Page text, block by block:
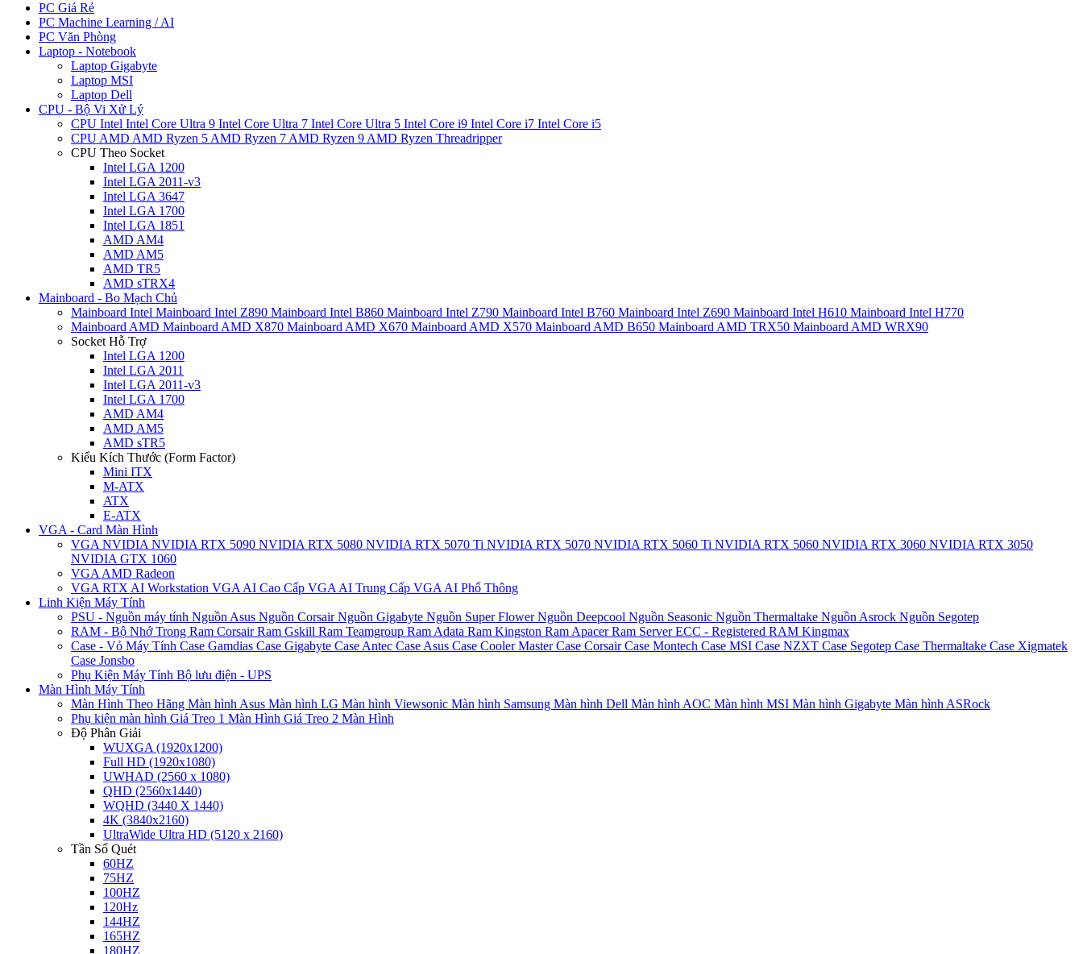
PC Giá Rẻ
PC Machine Learning / AI
PC Văn Phòng
Laptop - Notebook
Laptop Gigabyte
Laptop MSI
Laptop Dell
CPU - Bộ Vi Xử Lý
CPU Intel Intel Core Ultra 9 Intel Core Ultra 7 Intel Core Ultra 5 Intel Core i9 Intel Core i7 Intel Core i5
CPU AMD AMD Ryzen 5 AMD Ryzen 7 AMD Ryzen 9 AMD Ryzen Threadripper
CPU Theo Socket
Intel LGA 1200
Intel LGA 2011-v3
Intel LGA 3647
Intel LGA 1700
Intel LGA 1851
AMD AM4
AMD AM5
AMD TR5
AMD sTRX4
Mainboard - Bo Mạch Chủ
Mainboard Intel Mainboard Intel Z890 Mainboard Intel B860 Mainboard Intel Z790 Mainboard Intel B760 Mainboard Intel Z690 Mainboard Intel H610 Mainboard Intel H770
Mainboard AMD Mainboard AMD X870 Mainboard AMD X670 Mainboard AMD X570 Mainboard AMD B650 Mainboard AMD TRX50 Mainboard AMD WRX90
Socket Hỗ Trợ
Intel LGA 1200
Intel LGA 2011
Intel LGA 2011-v3
Intel LGA 1700
AMD AM4
AMD AM5
AMD sTR5
Kiểu Kích Thước (Form Factor)
Mini ITX
M-ATX
ATX
E-ATX
VGA - Card Màn Hình
VGA NVIDIA NVIDIA RTX 5090 NVIDIA RTX 5080 NVIDIA RTX 5070 Ti NVIDIA RTX 5070 NVIDIA RTX 5060 Ti NVIDIA RTX 5060 NVIDIA RTX 3060 NVIDIA RTX 3050
NVIDIA GTX 1060
VGA AMD Radeon
VGA RTX AI Workstation VGA AI Cao Cấp VGA AI Trung Cấp VGA AI Phổ Thông
Linh Kiện Máy Tính
PSU - Nguồn máy tính Nguồn Asus Nguồn CorsairNguồn Gigabyte Nguồn Super FlowerNguồn Deepcool Nguồn Seasonic Nguồn Thermaltake Nguồn Asrock Nguồn Segotep
RAM - Bộ Nhớ Trong Ram CorsairRam Gskill Ram Teamgroup Ram Adata Ram Kingston Ram ApacerRam Server ECC - Registered RAM Kingmax
Case - Vỏ Máy Tính Case Gamdias Case Gigabyte Case Antec Case Asus Case Cooler MasterCase CorsairCase Montech Case MSI Case NZXT Case Segotep Case Thermaltake Case Xigmatek
Case Jonsbo
Phụ Kiện Máy Tính Bộ lưu điện - UPS
Màn Hình Máy Tính
Màn Hình Theo Hãng Màn hình Asus Màn hình LG Màn hình Viewsonic Màn hình Samsung Màn hình Dell Màn hình AOC Màn hình MSI Màn hình Gigabyte Màn hình ASRock
Phụ kiện màn hình Giá Treo 1 Màn Hình Giá Treo 2 Màn Hình
Độ Phân Giải
WUXGA (1920x1200)
Full HD (1920x1080)
UWHAD (2560 x 1080)
QHD (2560x1440)
WQHD (3440 X 1440)
4K (3840x2160)
UltraWide Ultra HD (5120 x 2160)
Tần Số Quét
60HZ
75HZ
100HZ
120Hz
144HZ
165HZ
180HZ